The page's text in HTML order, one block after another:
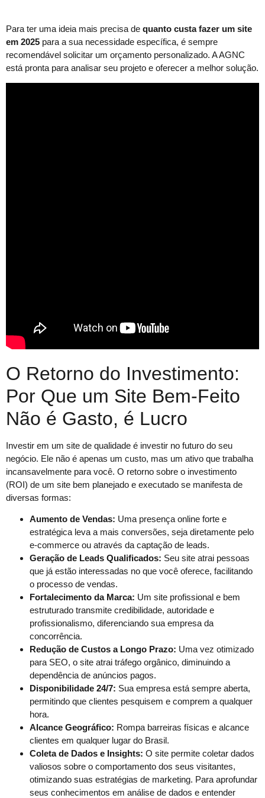
Para ter uma ideia mais precisa de quanto custa fazer um site
em 2025 para a sua necessidade específica, é sempre
recomendável solicitar um orçamento personalizado. A AGNC
está pronta para analisar seu projeto e oferecer a melhor solução.
O Retorno do Investimento:
Por Que um Site Bem-Feito
Não é Gasto, é Lucro
Investir em um site de qualidade é investir no futuro do seu
negócio. Ele não é apenas um custo, mas um ativo que trabalha
incansavelmente para você. O retorno sobre o investimento
(ROI) de um site bem planejado e executado se manifesta de
diversas formas:
Aumento de Vendas: Uma presença online forte e
estratégica leva a mais conversões, seja diretamente pelo
e-commerce ou através da captação de leads.
Geração de Leads Qualificados: Seu site atrai pessoas
que já estão interessadas no que você oferece, facilitando
o processo de vendas.
Fortalecimento da Marca: Um site profissional e bem
estruturado transmite credibilidade, autoridade e
profissionalismo, diferenciando sua empresa da
concorrência.
Redução de Custos a Longo Prazo: Uma vez otimizado
para SEO, o site atrai tráfego orgânico, diminuindo a
dependência de anúncios pagos.
Disponibilidade 24/7: Sua empresa está sempre aberta,
permitindo que clientes pesquisem e comprem a qualquer
hora.
Alcance Geográfico: Rompa barreiras físicas e alcance
clientes em qualquer lugar do Brasil.
Coleta de Dados e Insights: O site permite coletar dados
valiosos sobre o comportamento dos seus visitantes,
otimizando suas estratégias de marketing. Para aprofundar
seus conhecimentos em análise de dados e entender